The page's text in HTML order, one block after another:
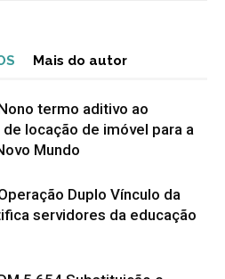
Mais do autor
termo aditivo ao
locação de imóvel para a
Mundo
Duplo Vínculo da
servidores da educação